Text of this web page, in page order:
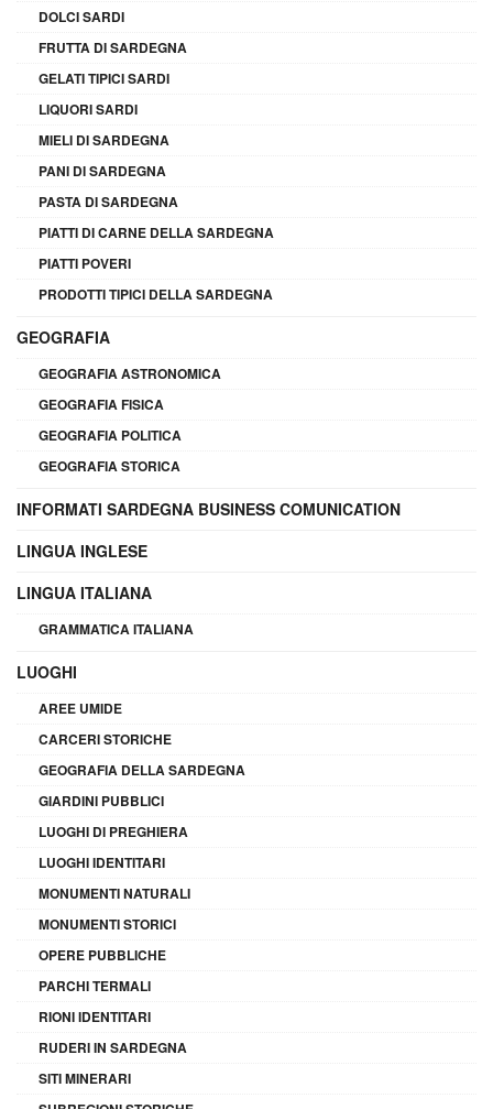
DOLCI SARDI
FRUTTA DI SARDEGNA
GELATI TIPICI SARDI
LIQUORI SARDI
MIELI DI SARDEGNA
PANI DI SARDEGNA
PASTA DI SARDEGNA
PIATTI DI CARNE DELLA SARDEGNA
PIATTI POVERI
PRODOTTI TIPICI DELLA SARDEGNA
GEOGRAFIA
GEOGRAFIA ASTRONOMICA
GEOGRAFIA FISICA
GEOGRAFIA POLITICA
GEOGRAFIA STORICA
INFORMATI SARDEGNA BUSINESS COMUNICATION
LINGUA INGLESE
LINGUA ITALIANA
GRAMMATICA ITALIANA
LUOGHI
AREE UMIDE
CARCERI STORICHE
GEOGRAFIA DELLA SARDEGNA
GIARDINI PUBBLICI
LUOGHI DI PREGHIERA
LUOGHI IDENTITARI
MONUMENTI NATURALI
MONUMENTI STORICI
OPERE PUBBLICHE
PARCHI TERMALI
RIONI IDENTITARI
RUDERI IN SARDEGNA
SITI MINERARI